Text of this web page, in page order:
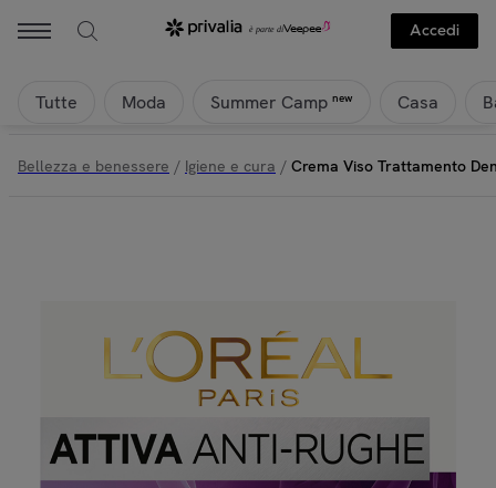
Accedi
Tutte Moda Summer Camp new Casa
Bellezza e benessere / Igiene e cura / Crema Viso Trattamento